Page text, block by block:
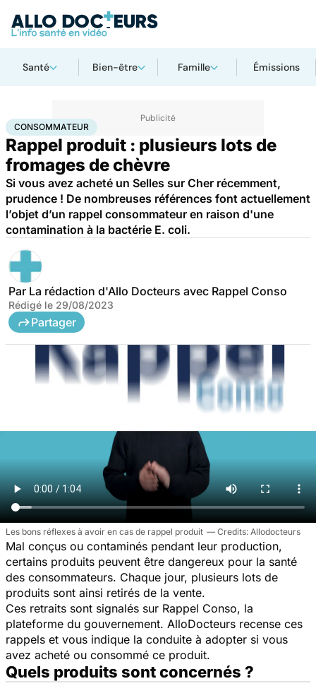
Santé Bien-être Famille Émissions
AccueilSantéConsommateur
CONSOMMATEUR
Rappel produit : plusieurs lots de
fromages de chèvre
Si vous avez acheté un Selles sur Cher récemment,
prudence ! De nombreuses références font actuellement
l’objet d’un rappel consommateur en raison d'une
contamination à la bactérie E. coli.
Par La rédaction d'Allo Docteurs avec Rappel Conso
Rédigé le 29/08/2023
Partager
Les bons réflexes à avoir en cas de rappel produit Allodocteurs
Mal conçus ou contaminés pendant leur production,
certains produits peuvent être dangereux pour la santé
des consommateurs. Chaque jour, plusieurs lots de
produits sont ainsi retirés de la vente.
Ces retraits sont signalés sur Rappel Conso, la
plateforme du gouvernement. AlloDocteurs recense ces
rappels et vous indique la conduite à adopter si vous
avez acheté ou consommé ce produit.
Quels produits sont concernés ?